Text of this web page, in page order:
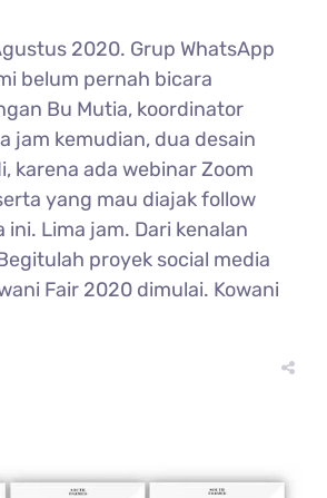
2020. Grup WhatsApp
belum pernah bicara
Bu Mutia, koordinator
jam kemudian, dua desain
karena ada webinar Zoom
yang mau diajak follow
Lima jam. Dari kenalan
proyek social media
Fair 2020 dimulai. Kowani